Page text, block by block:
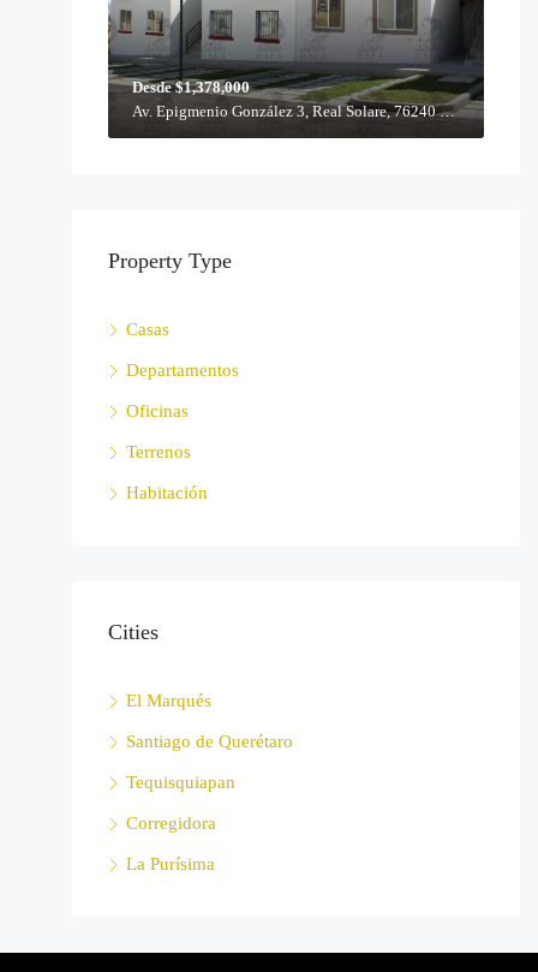
Desde $1,378,000
Av. Epigmenio González 3, Real Solare, 76240 Querétaro, Qro.
Property Type
Casas
Departamentos
Oficinas
Terrenos
Habitación
Cities
El Marqués
Santiago de Querétaro
Tequisquiapan
Corregidora
La Purísima